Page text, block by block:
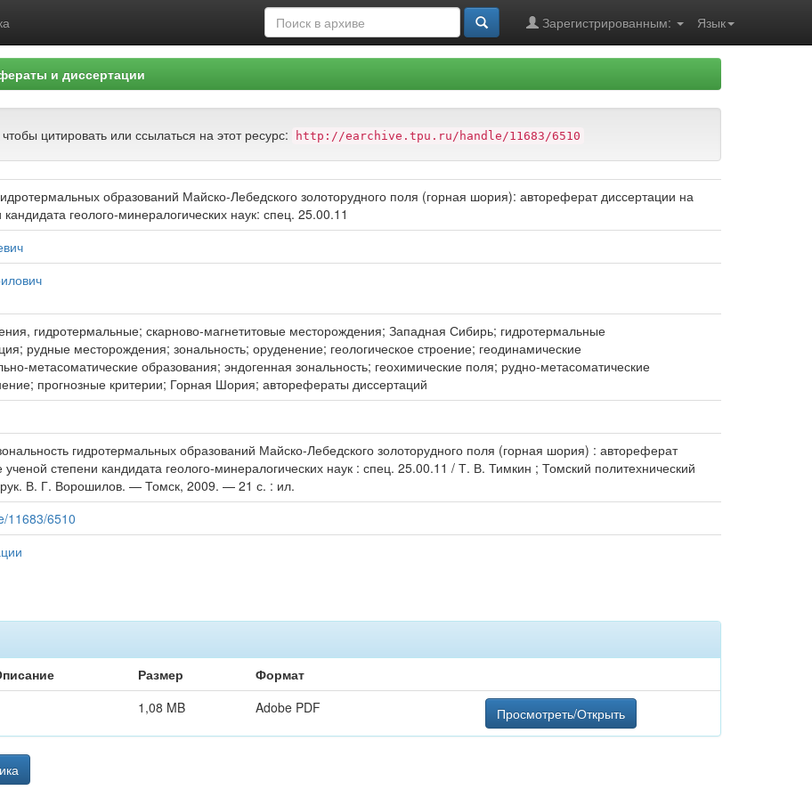
Язык
Зарегистрированным:
и диссертации
цитировать или ссылаться на этот ресурс: http://earchive.tpu.ru/handle/11683/6510
образований Майско-Лебедского золоторудного поля (горная шория): автореферат диссертации на
геолого-минералогических наук: спец. 25.00.11
гидротермальные; скарново-магнетитовые месторождения; Западная Сибирь; гидротермальные
рудные месторождения; зональность; оруденение; геологическое строение; геодинамические
метасоматические образования; эндогенная зональность; геохимические поля; рудно-метасоматические
прогнозные критерии; Горная Шория; авторефераты диссертаций
гидротермальных образований Майско-Лебедского золоторудного поля (горная шория) : автореферат
степени кандидата геолого-минералогических наук : спец. 25.00.11 / Т. В. Тимкин ; Томский политехнический
В. Г. Ворошилов. — Томск, 2009. — 21 с. : ил.
11683/6510
Размер
Формат
1,08 MB Adobe PDF Просмотреть/Открыть